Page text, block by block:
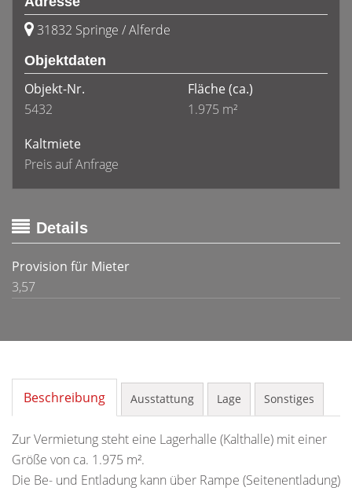
31832 Springe / Alferde
Objektdaten
Objekt-Nr.
5432
Fläche(ca.)
1.975 m²
Kaltmiete
Preis auf Anfrage
Details
Provision für Mieter
3,57
Beschreibung Ausstattung Lage Sonstiges
Zur Vermietung steht eine Lagerhalle (Kalthalle) mit einer
Größe von ca. 1.975 m².
Die Be- und Entladung kann über Rampe (Seitenentladung)